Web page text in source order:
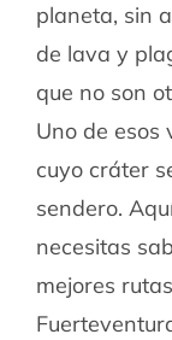
planeta, sin
de lava y
que no son
Uno de esos
cuyo cráter
sendero.
necesitas
mejores